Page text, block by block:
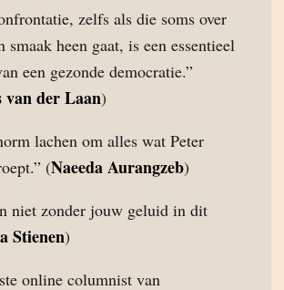
zelfs als die soms over
smaak heen gaat, is een essentieel
een gezonde democratie.”
van der Laan)
lachen om alles wat Peter
(Naeeda Aurangzeb)
niet zonder jouw geluid in dit
Stienen)
online columnist van